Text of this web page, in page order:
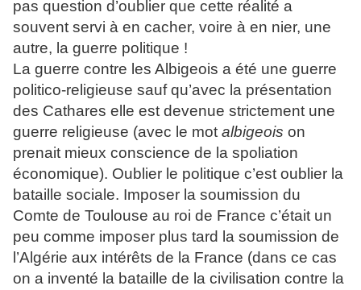
pas question d’oublier que cette réalité a
souvent servi à en cacher, voire à en nier, une
autre, la guerre politique !
La guerre contre les Albigeois a été une guerre
politico-religieuse sauf qu’avec la présentation
des Cathares elle est devenue strictement une
guerre religieuse (avec le mot albigeois on
prenait mieux conscience de la spoliation
économique). Oublier le politique c’est oublier la
bataille sociale. Imposer la soumission du
Comte de Toulouse au roi de France c’était un
peu comme imposer plus tard la soumission de
l’Algérie aux intérêts de la France (dans ce cas
on a inventé la bataille de la civilisation contre la